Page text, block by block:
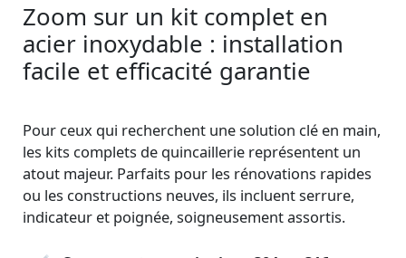
Zoom sur un kit complet en
acier inoxydable : installation
facile et efficacité garantie
Pour ceux qui recherchent une solution clé en main,
les kits complets de quincaillerie représentent un
atout majeur. Parfaits pour les rénovations rapides
ou les constructions neuves, ils incluent serrure,
indicateur et poignée, soigneusement assortis.